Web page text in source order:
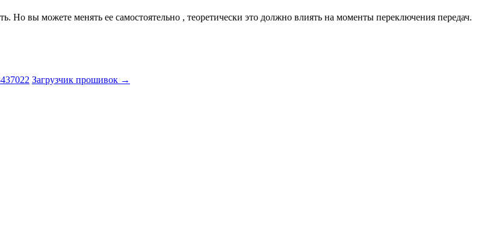
вы можете менять ее самостоятельно , теоретически это должно влиять на моменты переключения передач.
Загрузчик прошивок →